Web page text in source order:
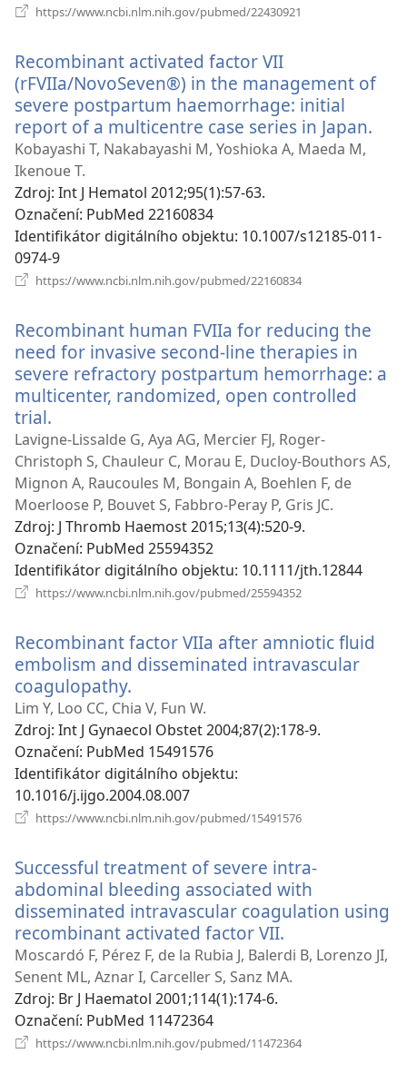
https://www.ncbi.nlm.nih.gov/pubmed/22430921
Recombinant activated factor VII
(rFVIIa/NovoSeven®) in the management of
severe postpartum haemorrhage: initial
report of a multicentre case series in Japan.
Kobayashi T, Nakabayashi M, Yoshioka A, Maeda M,
Ikenoue T.
Zdroj‎: Int J Hematol 2012;95(1):57-63.
Označení‎: PubMed 22160834
Identifikátor digitálního objektu‎: 10.1007/s12185-011-
0974-9
https://www.ncbi.nlm.nih.gov/pubmed/22160834
Recombinant human FVIIa for reducing the
need for invasive second-line therapies in
severe refractory postpartum hemorrhage: a
multicenter, randomized, open controlled
trial.
nové
okno)
Lavigne-Lissalde G, Aya AG, Mercier FJ, Roger-
Christoph S, Chauleur C, Morau E, Ducloy-Bouthors AS,
Mignon A, Raucoules M, Bongain A, Boehlen F, de
Moerloose P, Bouvet S, Fabbro-Peray P, Gris JC.
Zdroj‎: J Thromb Haemost 2015;13(4):520-9.
Označení‎: PubMed 25594352
Identifikátor digitálního objektu‎: 10.1111/jth.12844
https://www.ncbi.nlm.nih.gov/pubmed/25594352
Recombinant factor VIIa after amniotic fluid
embolism and disseminated intravascular
coagulopathy.
nové
okno)
Lim Y, Loo CC, Chia V, Fun W.
Zdroj‎: Int J Gynaecol Obstet 2004;87(2):178-9.
Označení‎: PubMed 15491576
Identifikátor digitálního objektu‎:
10.1016/j.ijgo.2004.08.007
https://www.ncbi.nlm.nih.gov/pubmed/15491576
Successful treatment of severe intra-
abdominal bleeding associated with
disseminated intravascular coagulation using
recombinant activated factor VII.
nové
okno)
Moscardó F, Pérez F, de la Rubia J, Balerdi B, Lorenzo JI,
Senent ML, Aznar I, Carceller S, Sanz MA.
Zdroj‎: Br J Haematol 2001;114(1):174-6.
Označení‎: PubMed 11472364
https://www.ncbi.nlm.nih.gov/pubmed/11472364